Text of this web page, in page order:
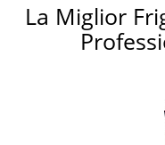
La Miglior